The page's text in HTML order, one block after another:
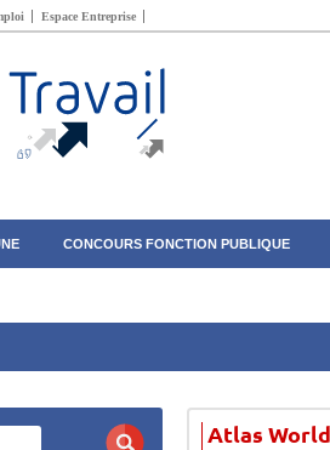
Espace Entreprise
CONCOURS FONCTION PUBLIQUE
Atlas